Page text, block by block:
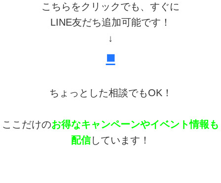
こちらをクリックでも、すぐに
LINE友だち追加可能です！
↓
■
ちょっとした相談でもOK！
ここだけのお得なキャンペーンやイベント情報も
配信しています！